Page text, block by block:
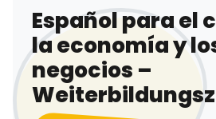
Español para el
la economía y
negocios –